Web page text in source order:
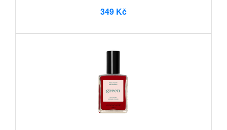
349 Kč